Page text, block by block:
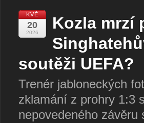
KVĚ
20
2026
Kozla mrzí
soutěži UEFA?
Trenér jabloneckých
zklamání z prohry 1:3
nepovedeného závěru